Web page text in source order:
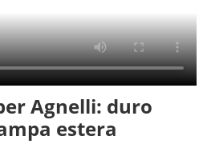
Agnelli: duro
estera